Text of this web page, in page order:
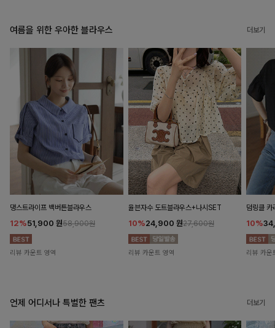
여름을 위한 우아한 블라우스 더보기
댕스트라이프 백버튼블라우스
12%51,900 원58,900원
리뷰 카운트 영역
율븐자수 도트블라우스+나시SET
10%24,900 원27,600원
리뷰 카운트 영역
덤링클 카
10%
리뷰 카운
언제 어디서나 특별한 팬츠 더보기